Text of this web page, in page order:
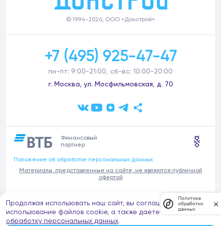
© 1994-2026, ООО «Донстрой»
+7 (495) 925-47-47
пн-пт: 9:00-21:00, сб-вс: 10:00-20:00
г. Москва, ул. Мосфильмовская, д. 70
Финансовый
партнер
Положение об обработке персональных данных
Материалы, представленные на сайте, не являются публичной
офертой
В связи с участившимися случаями предложений частных услуг от
имени компании Донстрой (проведения ремонтов, продажи
отделочных материалов и т.п.), обращаем внимание на то, что
компания Донстрой не оказывает таких услуг, не имеет
представительств такого профиля и не обращается к частным
Продолжая использовать наш сайт, вы соглашаетесь на
использование файлов cookie, а также даете согласие на
обработку персональных данных.
Политика
обработки
данных